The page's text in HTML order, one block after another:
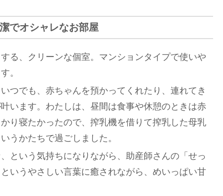
でオシャレなお部屋
る、クリーンな個室。マンションタイプで使いや
。
つでも、赤ちゃんを預かってくれたり、連れてき
います。わたしは、昼間は食事や休憩のときは赤
り寝たかったので、搾乳機を借りて搾乳した母乳
うかたちで過ごしました。
という気持ちになりながら、助産師さんの「せっ
いうやさしい言葉に癒されながら、めいっぱい甘